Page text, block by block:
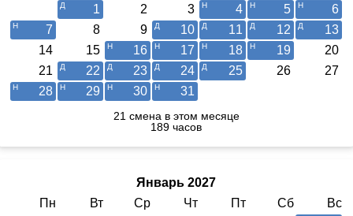
1
2 3 4 5
6
7
8 9 10 11 12
13
14
15 16 17 18 19
20
21
22 23 24 25 26
27
28
29 30 31
21 смена в этом месяце
189 часов
Январь 2027
Пн
Вт Ср Чт Пт Сб
Вс